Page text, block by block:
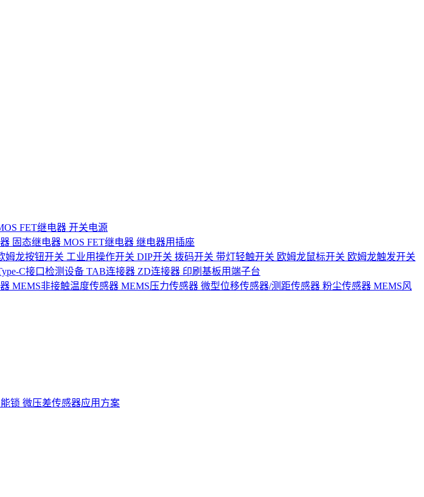
FET继电器 开关电源
固态继电器 MOS FET继电器 继电器用插座
姆龙按钮开关 工业用操作开关 DIP开关 拨码开关 带灯轻触开关 欧姆龙鼠标开关 欧姆龙触发开关
C接口检测设备 TAB连接器 ZD连接器 印刷基板用端子台
MEMS非接触温度传感器 MEMS压力传感器 微型位移传感器/测距传感器 粉尘传感器 MEMS风
锁 微压差传感器应用方案